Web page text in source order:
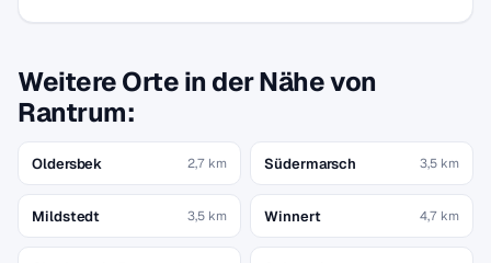
Weitere Orte in der Nähe von
Rantrum:
Oldersbek 2,7 km Südermarsch 3,5 km
Mildstedt 3,5 km Winnert 4,7 km